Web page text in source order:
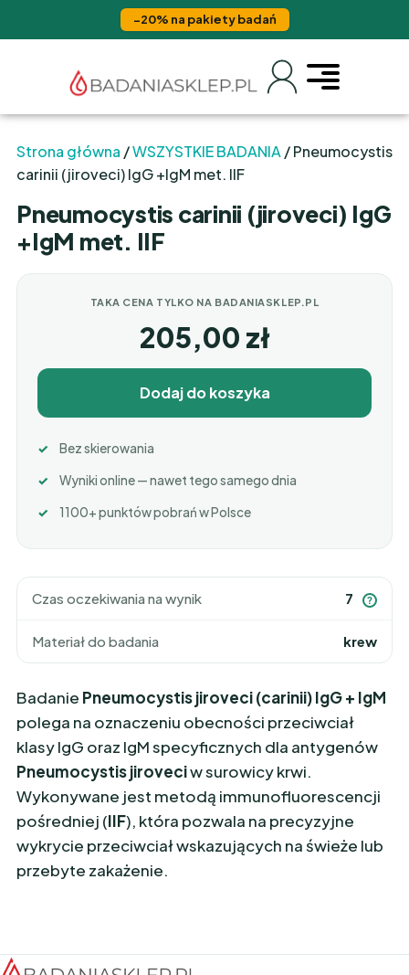
−20% na pakiety badań
Strona główna /WSZYSTKIE BADANIA / Pneumocystis
carinii (jiroveci) IgG +IgM met. IIF
Pneumocystis carinii (jiroveci) IgG
+IgM met. IIF
Czas oczekiwania na wynik 7 ?
Materiał do badania krew
Badanie Pneumocystis jiroveci (carinii) IgG + IgM
polega na oznaczeniu obecności przeciwciał
klasy IgG oraz IgM specyficznych dla antygenów
Pneumocystis jiroveciw surowicy krwi.
Wykonywane jest metodą immunofluorescencji
pośredniej (IIF), która pozwala na precyzyjne
wykrycie przeciwciał wskazujących na świeże lub
przebyte zakażenie.
TAKA CENA TYLKO NA BADANIASKLEP.PL
205,00 zł
Dodaj do koszyka
Bez skierowania
Wyniki online — nawet tego samego dnia
1100+ punktów pobrań w Polsce